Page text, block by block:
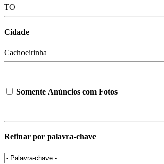
TO
Cidade
Cachoeirinha
Somente Anúncios com Fotos
Refinar por palavra-chave